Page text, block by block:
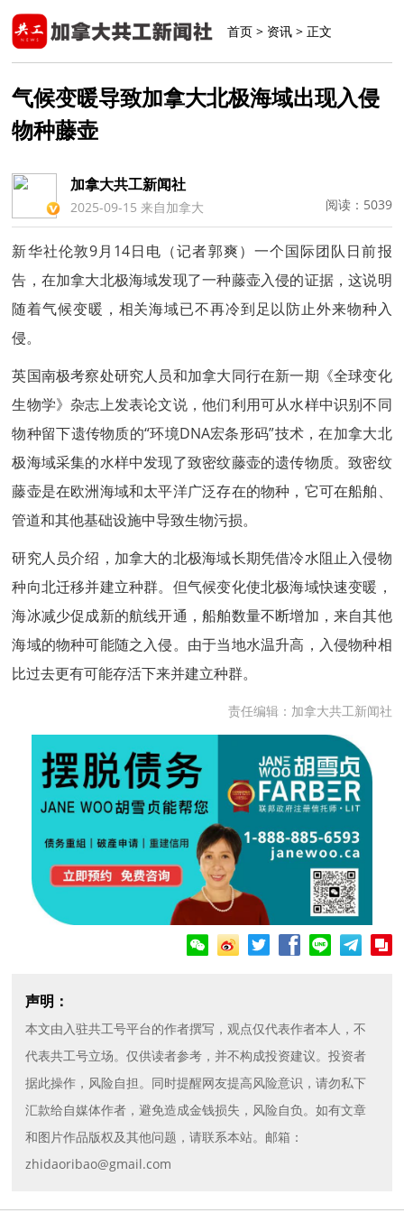
首页 > 资讯 > 正文
气候变暖导致加拿大北极海域出现入侵
物种藤壶
加拿大共工新闻社
2025-09-15 来自加拿大 阅读： 5039
新华社伦敦9月14日电（记者郭爽）一个国际团队日前报
告，在加拿大北极海域发现了一种藤壶入侵的证据，这说明
随着气候变暖，相关海域已不再冷到足以防止外来物种入
侵。
英国南极考察处研究人员和加拿大同行在新一期《全球变化
生物学》杂志上发表论文说，他们利用可从水样中识别不同
物种留下遗传物质的“环境DNA宏条形码”技术，在加拿大北
极海域采集的水样中发现了致密纹藤壶的遗传物质。致密纹
藤壶是在欧洲海域和太平洋广泛存在的物种，它可在船舶、
管道和其他基础设施中导致生物污损。
研究人员介绍，加拿大的北极海域长期凭借冷水阻止入侵物
种向北迁移并建立种群。但气候变化使北极海域快速变暖，
海冰减少促成新的航线开通，船舶数量不断增加，来自其他
海域的物种可能随之入侵。由于当地水温升高，入侵物种相
比过去更有可能存活下来并建立种群。
责任编辑：加拿大共工新闻社
Facebooklinetelegram copy
声明：
本文由入驻共工号平台的作者撰写，观点仅代表作者本人，不
代表共工号立场。仅供读者参考，并不构成投资建议。投资者
据此操作，风险自担。同时提醒网友提高风险意识，请勿私下
汇款给自媒体作者，避免造成金钱损失，风险自负。如有文章
和图片作品版权及其他问题，请联系本站。邮箱：
zhidaoribao@gmail.com